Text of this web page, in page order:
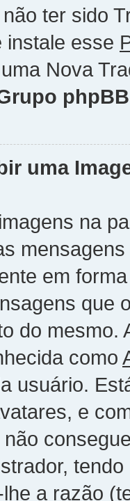
ter sido
instale esse
Nova
phpBB
uma
na
em
que
do
como
usuário.
e
a razão